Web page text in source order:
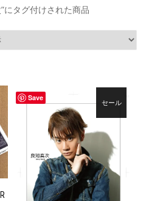
にタグ付けされた商品
Save
セール